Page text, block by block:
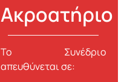
Ακροατήριο
Το Συνέδριο
απευθύνεται σε: